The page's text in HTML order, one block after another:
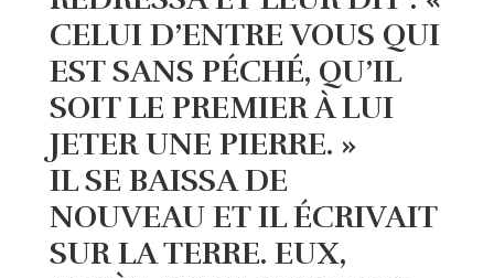
CELUI D’ENTRE VOUS QUI
EST SANS PÉCHÉ, QU’IL
SOIT LE PREMIER À LUI
JETER UNE PIERRE. »
IL SE BAISSA DE
NOUVEAU ET IL ÉCRIVAIT
SUR LA TERRE. EUX,